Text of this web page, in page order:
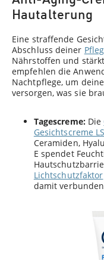
Hautalterung
Eine straffende
Abschluss deiner
Nährstoffen und
empfehlen die
Nachtpflege, um
versorgen, was sie
Tagescreme:Die
Gesichtscreme
Ceramiden,
E spendet
Lichtschutzfaktor
damit